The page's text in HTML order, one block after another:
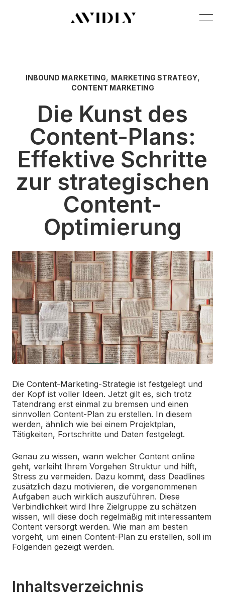
INBOUND MARKETING, MARKETING STRATEGY,
CONTENT MARKETING
Die Kunst des
Content-Plans:
Effektive Schritte
zur strategischen
Content-
Optimierung
Die Content-Marketing-Strategie ist festgelegt und
der Kopf ist voller Ideen. Jetzt gilt es, sich trotz
Tatendrang erst einmal zu bremsen und einen
sinnvollen Content-Plan zu erstellen. In diesem
werden, ähnlich wie bei einem Projektplan,
Tätigkeiten, Fortschritte und Daten festgelegt.
Genau zu wissen, wann welcher Content online
geht, verleiht Ihrem Vorgehen Struktur und hilft,
Stress zu vermeiden. Dazu kommt, dass Deadlines
zusätzlich dazu motivieren, die vorgenommenen
Aufgaben auch wirklich auszuführen. Diese
Verbindlichkeit wird Ihre Zielgruppe zu schätzen
wissen, will diese doch regelmäßig mit interessantem
Content versorgt werden. Wie man am besten
vorgeht, um einen Content-Plan zu erstellen, soll im
Folgenden gezeigt werden.
Inhaltsverzeichnis